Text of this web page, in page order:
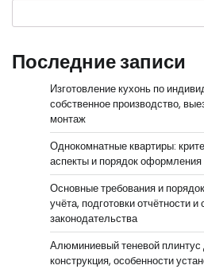
Последние записи
Изготовление кухонь по
собственное производство,
монтаж
Однокомнатные квартиры:
аспекты и порядок оформления
Основные требования и
учёта, подготовки отчётности
законодательства
Алюминиевый теневой плинтус
конструкция, особенности